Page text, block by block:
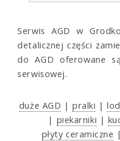
Serwis AGD w
detalicznej części
do AGD oferowane
serwisowej.
duże AGD | pralki |
| piekarniki |
płyty ceramiczne